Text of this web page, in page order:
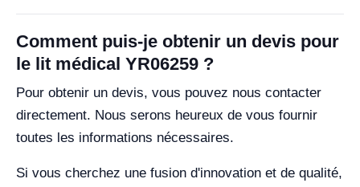
Comment puis-je obtenir un devis pour
le lit médical YR06259 ?
Pour obtenir un devis, vous pouvez nous contacter
directement. Nous serons heureux de vous fournir
toutes les informations nécessaires.
Si vous cherchez une fusion d'innovation et de qualité,